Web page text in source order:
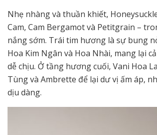
Nhẹ nhàng và thuần khiết,
Cam, Cam Bergamot và Petitgrain –
nắng sớm. Trái tim hương là sự bung
Hoa Kim Ngân và Hoa Nhài, mang lại
dễ chịu. Ở tầng hương cuối, Vani Hoa
Tùng và Ambrette để lại dư vị ấm áp,
dịu dàng.